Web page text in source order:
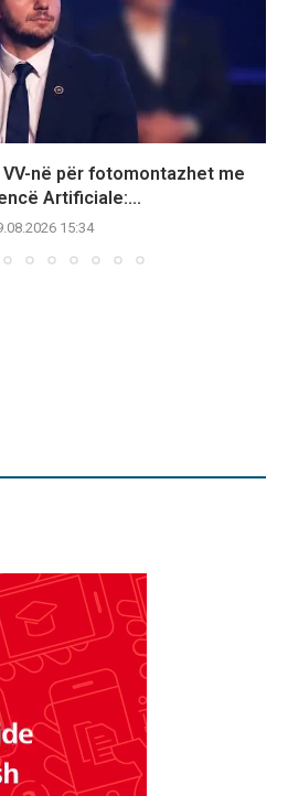
në për fotomontazhet me
Artificiale:...
15:34